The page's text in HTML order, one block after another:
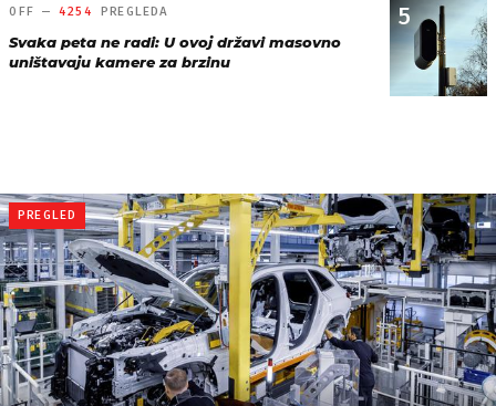
5
OFF —4254 PREGLEDA
Svaka peta ne radi: U ovoj državi masovno
uništavaju kamere za brzinu
PREGLED